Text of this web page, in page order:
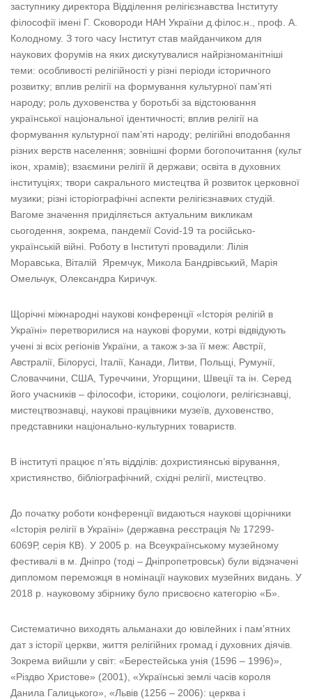
заступнику директора Відділення релігієзнавства Інституту
філософії імені Г. Сковороди НАН України д.філос.н., проф. А.
Колодному. З того часу Інститут став майданчиком для
наукових форумів на яких дискутувалися найрізноманітніші
теми: особливості релігійності у різні періоди історичного
розвитку; вплив релігії на формування культурної пам’яті
народу; роль духовенства у боротьбі за відстоювання
української національної ідентичності; вплив релігії на
формування культурної пам’яті народу; релігійні вподобання
різних верств населення; зовнішні форми богопочитання (культ
ікон, храмів); взаємини релігії й держави; освіта в духовних
інституціях; твори сакрального мистецтва й розвиток церковної
музики; різні історіографічні аспекти релігієзнавчих студій.
Вагоме значення приділяється актуальним викликам
сьогодення, зокрема, пандемії Covid-19 та російсько-
українській війні. Роботу в Інституті провадили: Лілія
Моравська, Віталій Яремчук, Микола Бандрівський, Марія
Омельчук, Олександра Киричук.
Щорічні міжнародні наукові конференції «Історія релігій в
Україні» перетворилися на наукові форуми, котрі відвідують
учені зі всіх регіонів України, а також з-за її меж: Австрії,
Австралії, Білорусі, Італії, Канади, Литви, Польщі, Румунії,
Словаччини, США, Туреччини, Угорщини, Швеції та ін. Серед
його учасників – філософи, історики, соціологи, релігієзнавці,
мистецтвознавці, наукові працівники музеїв, духовенство,
представники національно-культурних товариств.
В інституті працює п’ять відділів: дохристиянські вірування,
християнство, бібліографічний, східні релігії, мистецтво.
До початку роботи конференції видаються наукові щорічники
«Історія релігії в Україні» (державна реєстрація № 17299-
6069Р, серія КВ). У 2005 р. на Всеукраїнському музейному
фестивалі в м. Дніпро (тоді – Дніпропетровськ) були відзначені
дипломом переможця в номінації наукових музейних видань. У
2018 р. науковому збірнику було присвоєно категорію «Б».
Систематично виходять альманахи до ювілейних і пам’ятних
дат з історії церкви, життя релігійних громад і духовних діячів.
Зокрема вийшли у світ: «Берестейська унія (1596 – 1996)»,
«Різдво Христове» (2001), «Українські землі часів короля
Данила Галицького», «Львів (1256 – 2006): церква і